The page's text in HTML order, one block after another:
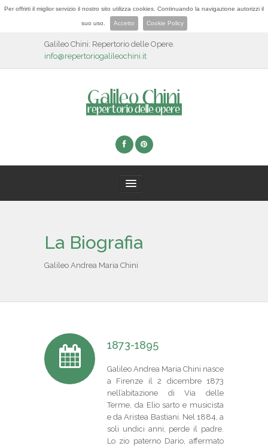
Per offrirti il miglior servizio il nostro sito utilizza cookies. Continuando la navigazione autorizzi il
suo uso. Accetto Cookie Policy
Galileo Chini: Repertorio delle Opere.
info@repertoriogalileochini.it
BIOGRAFIA
PARTNER
NEWS & EVENTI
La Biografia
Galileo Andrea Maria Chini
1873-1895
Galileo Andrea Maria Chini nasce
a Firenze il 2 dicembre 1873
nell’abitazione di Via delle
Terme, da Elio sarto e musicista
e da Aristea Bastiani. Nel 1884, a
soli undici anni, perde il padre.
Lo zio paterno Dario, affermato